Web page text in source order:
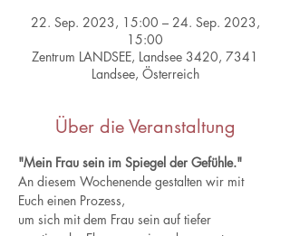
22. Sep. 2023, 15:00 – 24. Sep. 2023,
15:00
Zentrum LANDSEE, Landsee 3420, 7341
Landsee, Österreich
Über die Veranstaltung
"Mein Frau sein im Spiegel der Gefühle."
An diesem Wochenende gestalten wir mit
Euch einen Prozess,
um sich mit dem Frau sein auf tiefer